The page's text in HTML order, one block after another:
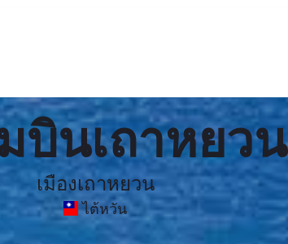
บินเถาหยวน
เมืองเถาหยวน
ไต้หวัน